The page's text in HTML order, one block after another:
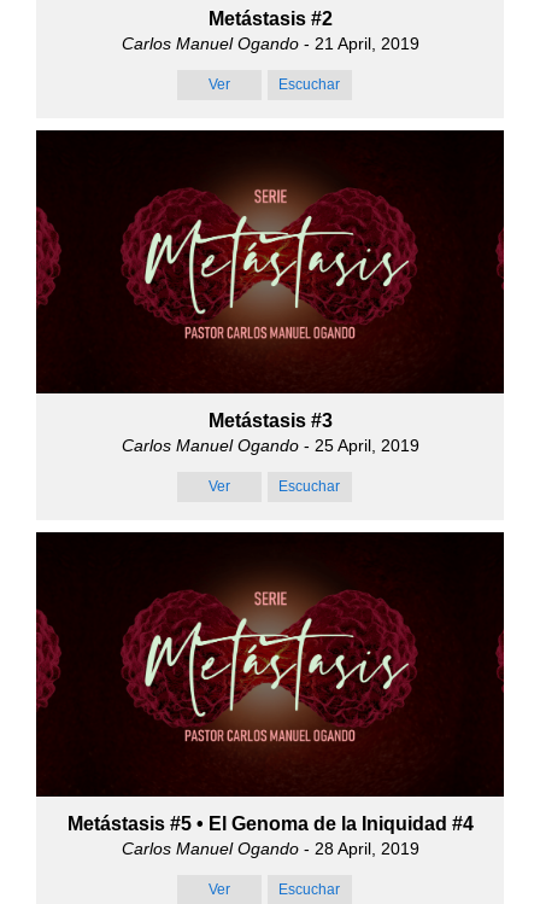
Metástasis #2
Carlos Manuel Ogando- 21 April, 2019
Ver Escuchar
Metástasis #3
Carlos Manuel Ogando- 25 April, 2019
Ver Escuchar
Metástasis #5 • El Genoma de la Iniquidad #4
Carlos Manuel Ogando- 28 April, 2019
Ver Escuchar